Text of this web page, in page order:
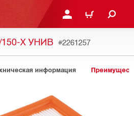
ВОЙДИТЕ В СВОЮ
КОРЗИНА
X УНИВ #2261257
информация